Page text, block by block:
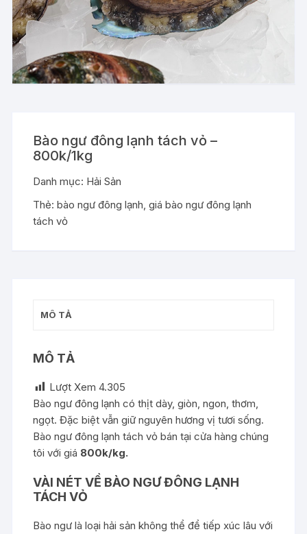
Bào ngư đông lạnh tách vỏ –
800k/1kg
Danh mục: Hải Sản
Thẻ:bào ngư đông lạnh ,giá bào ngư đông lạnh
tách vỏ
MÔ TẢ
MÔ TẢ
Lượt Xem 4.305
Bào ngư đông lạnh có thịt dày, giòn, ngon, thơm,
ngọt. Đặc biệt vẫn giữ nguyên hương vị tươi sống.
Bào ngư đông lạnh tách vỏ bán tại cửa hàng chúng
tôi với giá 800k/kg.
VÀI NÉT VỀ BÀO NGƯ ĐÔNG LẠNH
TÁCH VỎ
Bào ngư là loại hải sản không thể để tiếp xúc lâu với